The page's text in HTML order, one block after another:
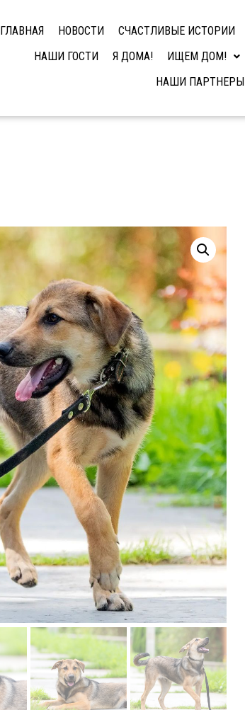
ГЛАВНАЯ НОВОСТИ СЧАСТЛИВЫЕ ИСТОРИИ
НАШИ ГОСТИ
Я ДОМА! ИЩЕМ ДОМ!
НАШИ ПАРТНЕРЫ